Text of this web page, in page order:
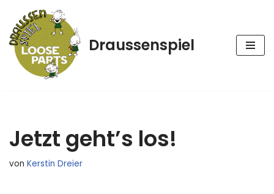
Zum
Inhalt
springen
Draussenspiel
Jetzt geht’s los!
von Kerstin Dreier